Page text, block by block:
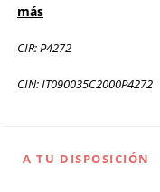
más
CIR: P4272
CIN: IT090035C2000P4272
A TU DISPOSICIÓN